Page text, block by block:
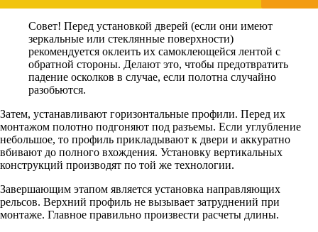
Совет! Перед установкой дверей (если они имеют
зеркальные или стеклянные поверхности)
рекомендуется оклеить их самоклеющейся лентой с
обратной стороны. Делают это, чтобы предотвратить
падение осколков в случае, если полотна случайно
разобьются.
Затем, устанавливают горизонтальные профили. Перед их
монтажом полотно подгоняют под разъемы. Если углубление
небольшое, то профиль прикладывают к двери и аккуратно
вбивают до полного вхождения. Установку вертикальных
конструкций производят по той же технологии.
Завершающим этапом является установка направляющих
рельсов. Верхний профиль не вызывает затруднений при
монтаже. Главное правильно произвести расчеты длины.